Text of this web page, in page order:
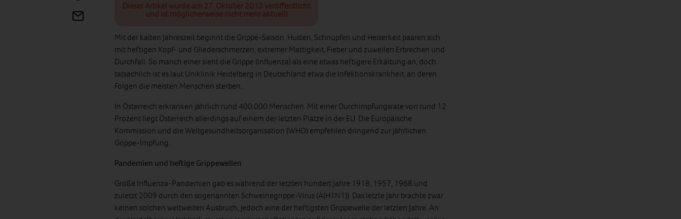
Dieser Artikel wurde am 27. Oktober 2013 veröffentlicht
und ist möglicherweise nicht mehr aktuell!
Mit der kalten Jahreszeit beginnt die Grippe-Saison. Husten, Schnupfen und Heiserkeit paaren sich
mit heftigen Kopf- und Gliederschmerzen, extremer Mattigkeit, Fieber und zuweilen Erbrechen und
Durchfall. So manch einer sieht die Grippe (Influenza) als eine etwas heftigere Erkältung an, doch
tatsächlich ist es laut Uniklinik Heidelberg in Deutschland etwa die Infektionskrankheit, an deren
Folgen die meisten Menschen sterben.
In Österreich erkranken jährlich rund 400.000 Menschen. Mit einer Durchimpfungsrate von rund 12
Prozent liegt Österreich allerdings auf einem der letzten Plätze in der EU. Die Europäische
Kommission und die Weltgesundheitsorganisation (WHO) empfehlen dringend zur jährlichen
Grippe-Impfung.
Pandemien und heftige Grippewellen
Große Influenza-Pandemien gab es während der letzten hundert Jahre 1918, 1957, 1968 und
zuletzt 2009 durch den sogenannten Schweinegrippe-Virus (A(H1N1)). Das letzte Jahr brachte zwar
keinen solchen weltweiten Ausbruch, jedoch eine der heftigsten Grippewelle der letzten Jahre. An